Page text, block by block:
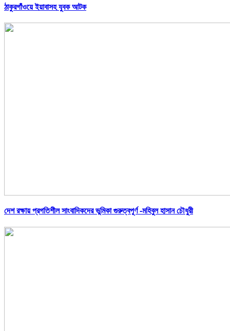
ঠাকুরগাঁওয়ে ইয়াবাসহ যুবক আটক
দেশ রক্ষায় প্রগতিশীল সাংবাদিকদের ভুমিকা গুরুত্বপূর্ণ -মহিবুল হাসান চৌধুরী